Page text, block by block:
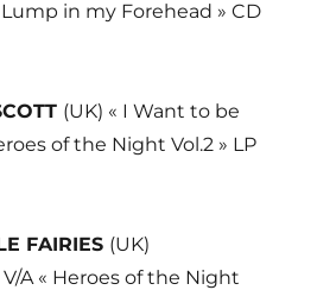
in my Forehead » CD
(UK) « I Want to be
of the Night Vol.2 » LP
FAIRIES (UK)
A « Heroes of the Night